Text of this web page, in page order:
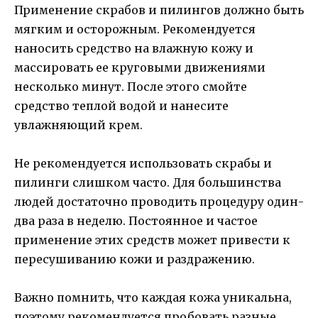
Применение скрабов и пилингов должно быть
мягким и осторожным. Рекомендуется
наносить средство на влажную кожу и
массировать ее круговыми движениями
несколько минут. После этого смойте
средство теплой водой и нанесите
увлажняющий крем.
Не рекомендуется использовать скрабы и
пилинги слишком часто. Для большинства
людей достаточно проводить процедуру один-
два раза в неделю. Постоянное и частое
применение этих средств может привести к
пересушиванию кожи и раздражению.
Важно помнить, что каждая кожа уникальна,